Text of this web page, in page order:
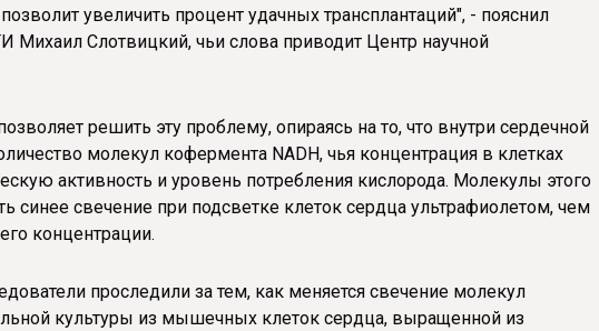
увеличить процент удачных трансплантаций", - пояснил
Слотвицкий, чьи слова приводит Центр научной
решить эту проблему, опираясь на то, что внутри сердечной
молекул кофермента NADH, чья концентрация в клетках
активность и уровень потребления кислорода. Молекулы этого
синее свечение при подсветке клеток сердца ультрафиолетом, чем
концентрации.
проследили за тем, как меняется свечение молекул
культуры из мышечных клеток сердца, выращенной из